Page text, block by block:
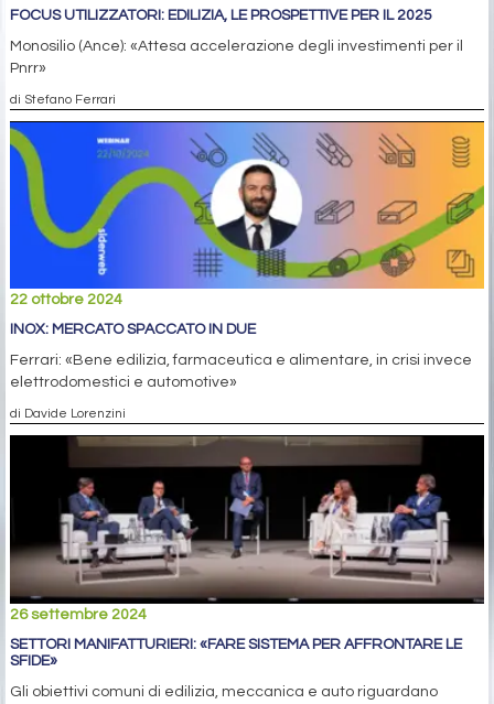
FOCUS UTILIZZATORI: EDILIZIA, LE PROSPETTIVE PER IL 2025
Monosilio (Ance): «Attesa accelerazione degli investimenti per il
Pnrr»
di Stefano Ferrari
22 ottobre 2024
INOX: MERCATO SPACCATO IN DUE
Ferrari: «Bene edilizia, farmaceutica e alimentare, in crisi invece
elettrodomestici e automotive»
di Davide Lorenzini
26 settembre 2024
SETTORI MANIFATTURIERI: «FARE SISTEMA PER AFFRONTARE LE
SFIDE»
Gli obiettivi comuni di edilizia, meccanica e auto riguardano